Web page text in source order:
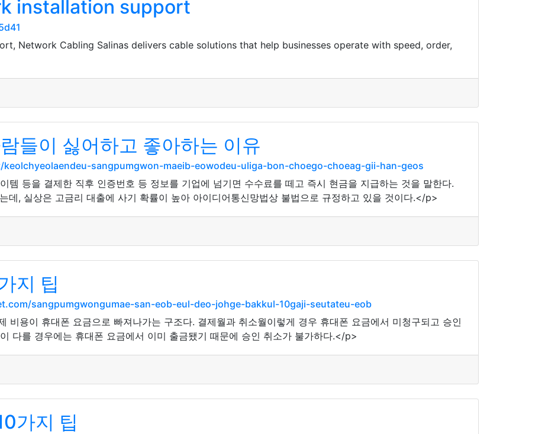
installation support
Network Cabling Salinas delivers cable solutions that help businesses operate with speed, order,
들이 싫어하고 좋아하는 이유
sangpumgwon-maeib-eowodeu-uliga-bon-choego-choeag-gii-han-geos
템 등을 결제한 직후 인증번호 등 정보를 기업에 넘기면 수수료를 떼고 즉시 현금을 지급하는 것을 말한다.
데, 실상은 고금리 대출에 사기 확률이 높아 아이디어통신망법상 불법으로 규정하고 있을 것이다.</p>
지 팁
sangpumgwongumae-san-eob-eul-deo-johge-bakkul-10gaji-seutateu-eob
비용이 휴대폰 요금으로 빠져나가는 구조다. 결제월과 취소월이렇게 경우 휴대폰 요금에서 미청구되고 승인
다를 경우에는 휴대폰 요금에서 이미 출금됐기 때문에 승인 취소가 불가하다.</p>
가지 팁